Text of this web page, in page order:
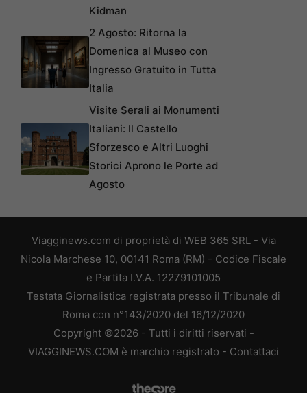
Kidman
2 Agosto: Ritorna la
Domenica al Museo con
Ingresso Gratuito in Tutta
Italia
Visite Serali ai Monumenti
Italiani: Il Castello
Sforzesco e Altri Luoghi
Storici Aprono le Porte ad
Agosto
Viagginews.com di proprietà di WEB 365 SRL - Via
Nicola Marchese 10, 00141 Roma (RM) - Codice Fiscale
e Partita I.V.A. 12279101005
Testata Giornalistica registrata presso il Tribunale di
Roma con n°143/2020 del 16/12/2020
Copyright ©2026 - Tutti i diritti riservati -
VIAGGINEWS.COM è marchio registrato - Contattaci